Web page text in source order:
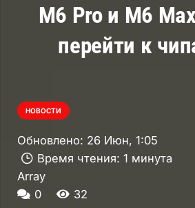
M6 Pro и M6
перейти к
НОВОСТИ
Обновлено: 26 Июн, 1:05
Время чтения: 1 минута
Array
0
32